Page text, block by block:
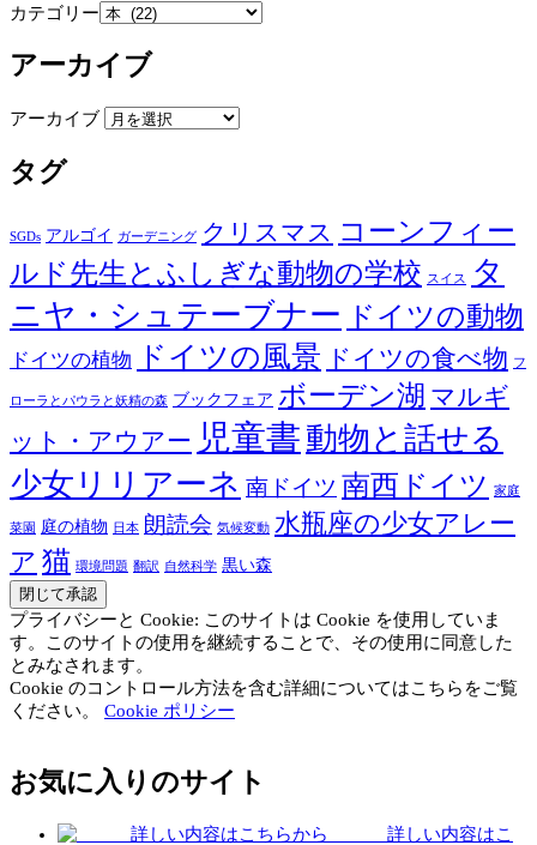
カテゴリー
アーカイブ
アーカイブ
タグ
SGDs アルゴイ ガーデニング クリスマス コーンフィー
ルド先生とふしぎな動物の学校 スイス
タ
ニヤ・シュテーブナー ドイツの動物
ドイツの植物 ドイツの風景 ドイツの食べ物 フ
ローラとパウラと妖精の森 ブックフェア ボーデン湖 マルギ
ット・アウアー 児童書 動物と話せる
少女リリアーネ 南ドイツ 南西ドイツ 家庭
菜園 庭の植物 日本 朗読会 気候変動 水瓶座の少女アレー
ア 猫 環境問題 翻訳 自然科学 黒い森
プライバシーと Cookie: このサイトは Cookie を使用していま
す。このサイトの使用を継続することで、その使用に同意した
とみなされます。
Cookie のコントロール方法を含む詳細についてはこちらをご覧
ください。 Cookie ポリシー
お気に入りのサイト
詳しい内容はこ